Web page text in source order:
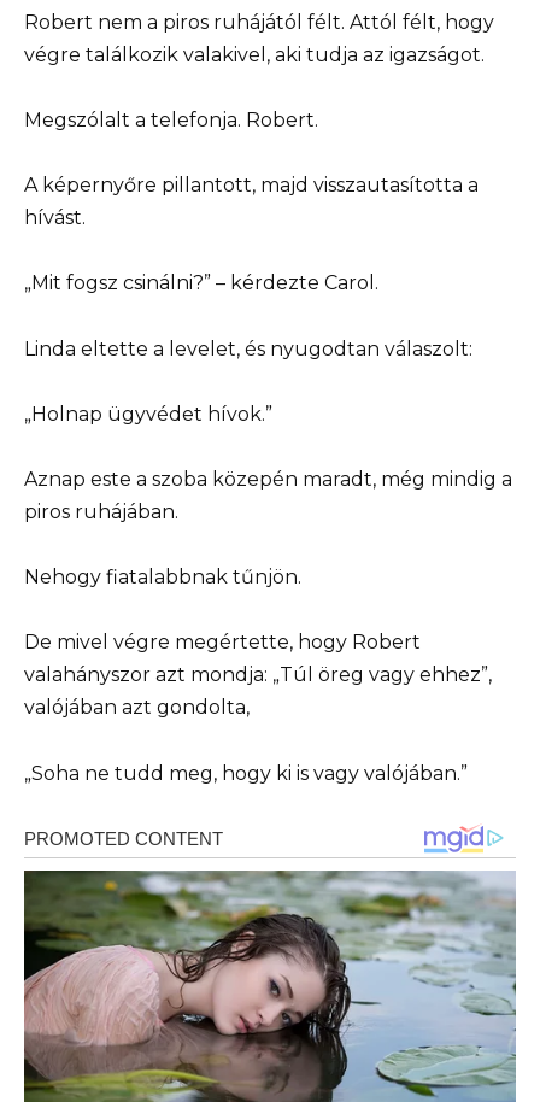
Robert nem a piros ruhájától félt. Attól félt, hogy
végre találkozik valakivel, aki tudja az igazságot.
Megszólalt a telefonja. Robert.
A képernyőre pillantott, majd visszautasította a
hívást.
„Mit fogsz csinálni?” – kérdezte Carol.
Linda eltette a levelet, és nyugodtan válaszolt:
„Holnap ügyvédet hívok.”
Aznap este a szoba közepén maradt, még mindig a
piros ruhájában.
Nehogy fiatalabbnak tűnjön.
De mivel végre megértette, hogy Robert
valahányszor azt mondja: „Túl öreg vagy ehhez”,
valójában azt gondolta,
„Soha ne tudd meg, hogy ki is vagy valójában.”